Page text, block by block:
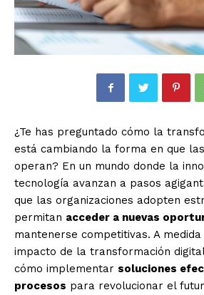
¿Te has preguntado cómo la
está cambiando la forma en que
operan? En un mundo donde la
tecnología avanzan a pasos
que las organizaciones adopten
permitan acceder a nuevas
mantenerse competitivas. A
impacto de la transformación
cómo implementar soluciones
procesos para revolucionar el